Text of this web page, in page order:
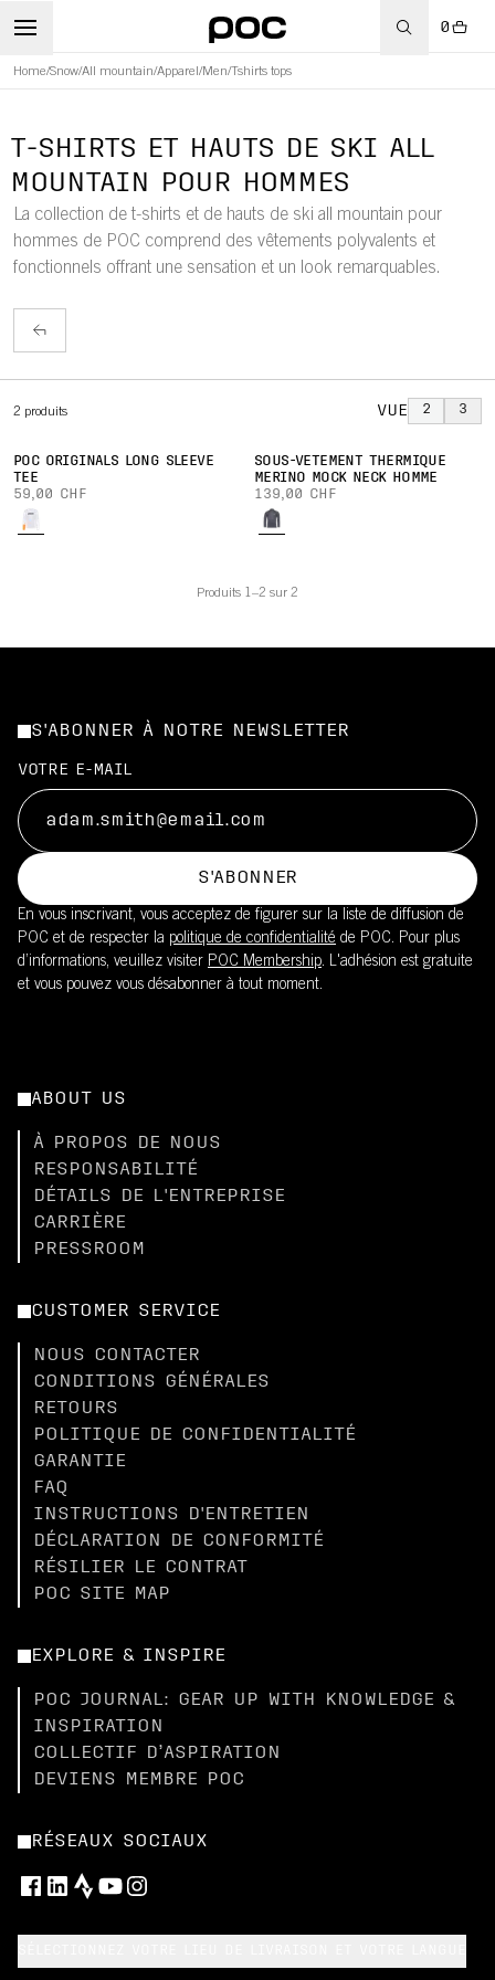
0
Home/Snow/All mountain/Apparel /Men/Tshirts tops
T-SHIRTS ET HAUTS DE SKI ALL
MOUNTAIN POUR HOMMES
La collection de t-shirts et de hauts de ski all mountain pour
hommes de POC comprend des vêtements polyvalents et
fonctionnels offrant une sensation et un look remarquables.
2 produits VUE 2 3
POC ORIGINALS LONG SLEEVE
TEE
59,00 CHF
SOUS-VÊTEMENT THERMIQUE
MERINO MOCK NECK HOMME
139,00 CHF
Produits 1–2 sur 2
S'ABONNER À NOTRE NEWSLETTER
VOTRE E-MAIL
S'ABONNER
En vous inscrivant, vous acceptez de figurer sur la liste de diffusion de
POC et de respecter la politique de confidentialité de POC. Pour plus
d’informations, veuillez visiter POC Membership. L'adhésion est gratuite
et vous pouvez vous désabonner à tout moment.
ABOUT US
À PROPOS DE NOUS
RESPONSABILITÉ
DÉTAILS DE L'ENTREPRISE
CARRIÈRE
PRESSROOM
CUSTOMER SERVICE
NOUS CONTACTER
CONDITIONS GÉNÉRALES
RETOURS
POLITIQUE DE CONFIDENTIALITÉ
GARANTIE
FAQ
INSTRUCTIONS D'ENTRETIEN
DÉCLARATION DE CONFORMITÉ
RÉSILIER LE CONTRAT
POC SITE MAP
EXPLORE & INSPIRE
POC JOURNAL: GEAR UP WITH KNOWLEDGE &
INSPIRATION
COLLECTIF D’ASPIRATION
DEVIENS MEMBRE POC
RÉSEAUX SOCIAUX